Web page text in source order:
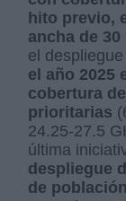
hito previo,
ancha de 30
el
el año 2025
cobertura
prioritarias
24.25-27.5
última
despliegue
de